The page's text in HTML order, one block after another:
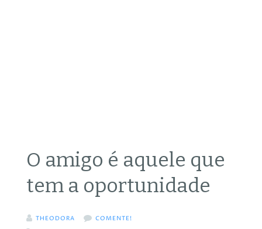
O amigo é aquele que
tem a oportunidade
THEODORA
COMENTE!